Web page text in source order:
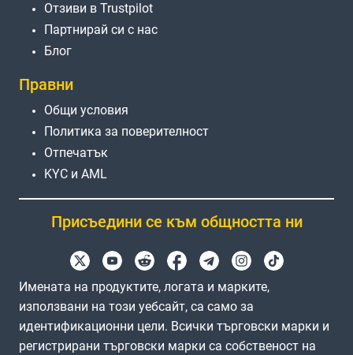
Отзиви в Trustpilot
Партнирай си с нас
Блог
Правни
Общи условия
Политика за поверителност
Отпечатък
KYC и AML
Присъедини се към общността ни
Имената на продуктите, логата и марките,
използвани на този уебсайт, са само за
идентификационни цели. Всички търговски марки и
регистрирани търговски марки са собственост на